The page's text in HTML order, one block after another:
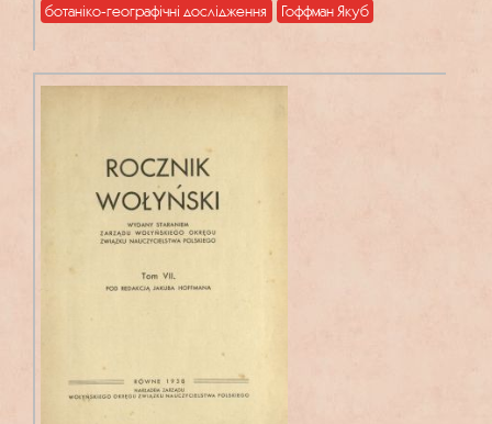
ботаніко-географічні дослідження
Гоффман Якуб